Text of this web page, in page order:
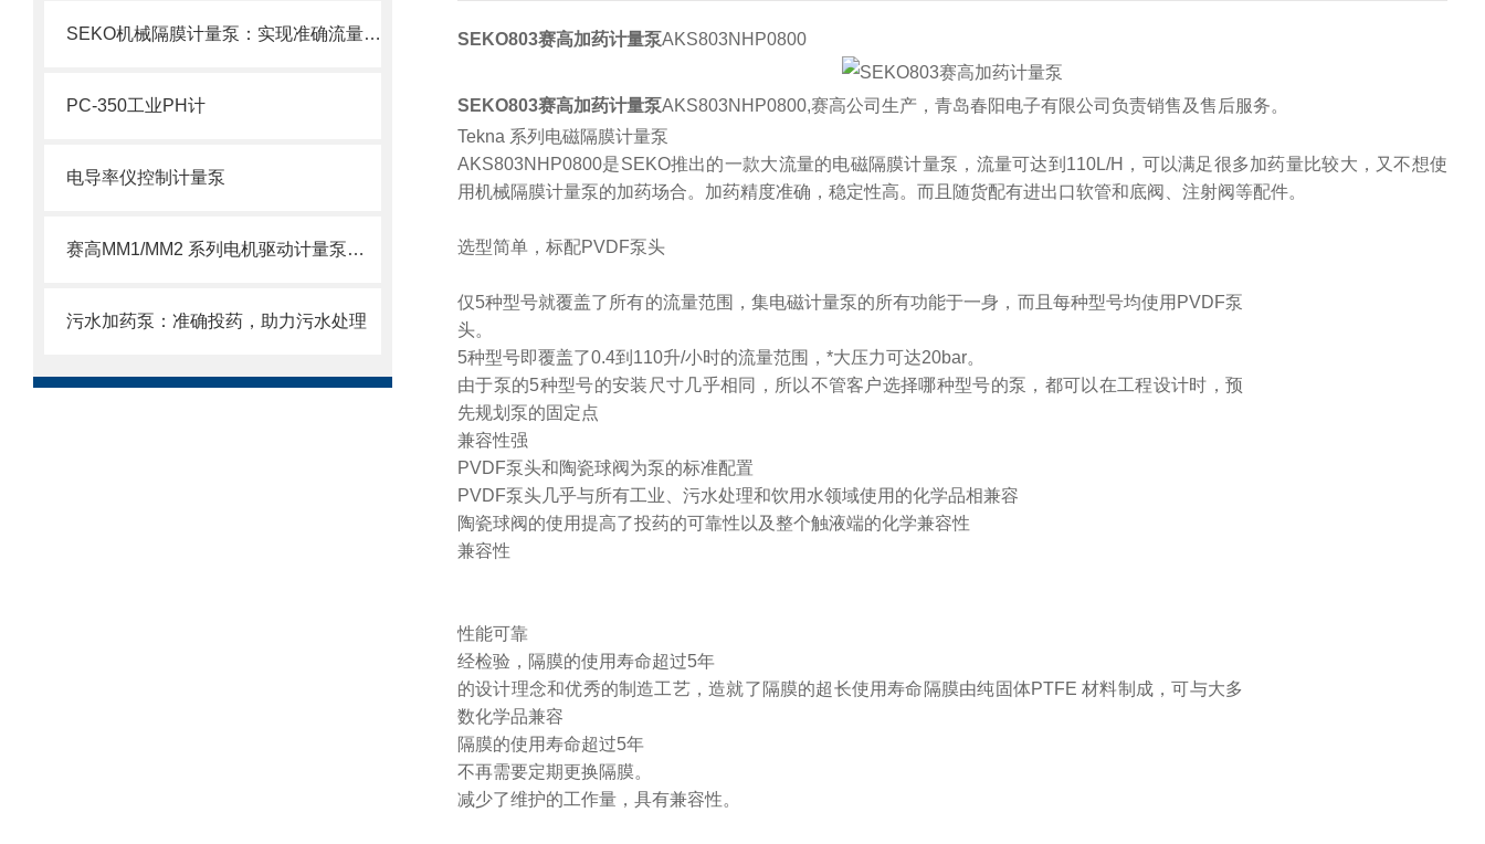
SEKO机械隔膜计量泵：实现准确流量的理想选择
PC-350工业PH计
电导率仪控制计量泵
赛高MM1/MM2 系列电机驱动计量泵使用注意事项
污水加药泵：准确投药，助力污水处理
SEKO803赛高加药计量泵AKS803NHP0800
SEKO803赛高加药计量泵AKS803NHP0800,赛高公司生产，青岛春阳电子有限公司负责销售及售后服务。
Tekna 系列电磁隔膜计量泵
AKS803NHP0800是SEKO推出的一款大流量的电磁隔膜计量泵，流量可达到110L/H，可以满足很多加药量比较大，又不想使
用机械隔膜计量泵的加药场合。加药精度准确，稳定性高。而且随货配有进出口软管和底阀、注射阀等配件。
选型简单，标配PVDF泵头
仅5种型号就覆盖了所有的流量范围，集电磁计量泵的所有功能于一身，而且每种型号均使用PVDF泵
头。
5种型号即覆盖了0.4到110升/小时的流量范围，*大压力可达20bar。
由于泵的5种型号的安装尺寸几乎相同，所以不管客户选择哪种型号的泵，都可以在工程设计时，预
先规划泵的固定点
兼容性强
PVDF泵头和陶瓷球阀为泵的标准配置
PVDF泵头几乎与所有工业、污水处理和饮用水领域使用的化学品相兼容
陶瓷球阀的使用提高了投药的可靠性以及整个触液端的化学兼容性
兼容性
性能可靠
经检验，隔膜的使用寿命超过5年
的设计理念和优秀的制造工艺，造就了隔膜的超长使用寿命隔膜由纯固体PTFE 材料制成，可与大多
数化学品兼容
隔膜的使用寿命超过5年
不再需要定期更换隔膜。
减少了维护的工作量，具有兼容性。